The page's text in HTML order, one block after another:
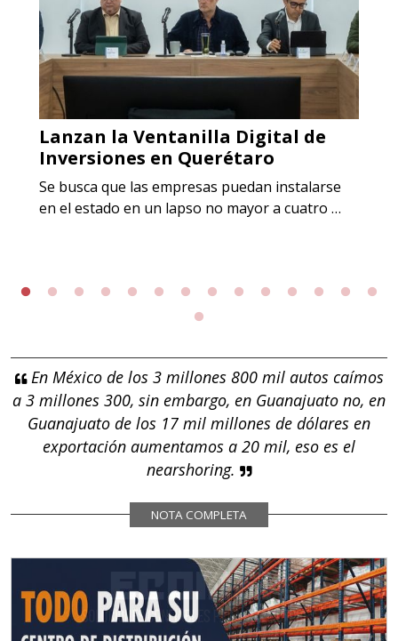
Lanzan la Ventanilla Digital de
Inversiones en Querétaro
Se busca que las empresas puedan instalarse
en el estado en un lapso no mayor a cuatro …
En México de los 3 millones 800 mil autos caímos
a 3 millones 300, sin embargo, en Guanajuato no, en
Guanajuato de los 17 mil millones de dólares en
exportación aumentamos a 20 mil, eso es el
nearshoring.
NOTA COMPLETA